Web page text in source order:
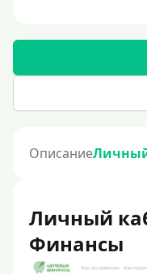
Описание
Личный
Финансы